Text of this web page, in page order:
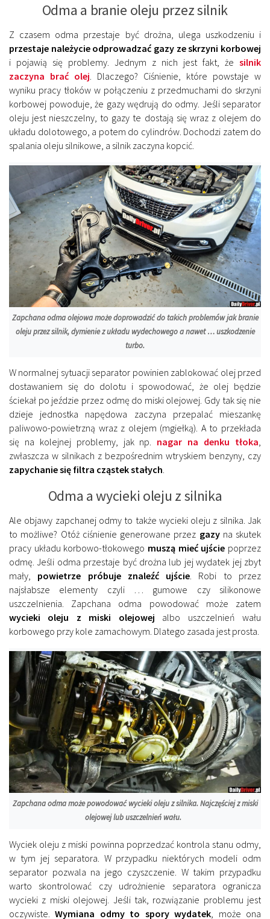
Odma a branie oleju przez silnik
Z czasem odma przestaje być drożna, ulega uszkodzeniu i
przestaje należycie odprowadzać gazy ze skrzyni korbowej
i pojawią się problemy. Jednym z nich jest fakt, że silnik
zaczyna brać olej. Dlaczego? Ciśnienie, które powstaje w
wyniku pracy tłoków w połączeniu z przedmuchami do skrzyni
korbowej powoduje, że gazy wędrują do odmy. Jeśli separator
oleju jest nieszczelny, to gazy te dostają się wraz z olejem do
układu dolotowego, a potem do cylindrów. Dochodzi zatem do
spalania oleju silnikowe, a silnik zaczyna kopcić.
Zapchana odma olejowa może doprowadzić do takich problemów jak branie
oleju przez silnik, dymienie z układu wydechowego a nawet … uszkodzenie
turbo.
W normalnej sytuacji separator powinien zablokować olej przed
dostawaniem się do dolotu i spowodować, że olej będzie
ściekał po jeździe przez odmę do miski olejowej. Gdy tak się nie
dzieje jednostka napędowa zaczyna przepalać mieszankę
paliwowo-powietrzną wraz z olejem (mgiełką). A to przekłada
się na kolejnej problemy, jak np. nagar na denku tłoka,
zwłaszcza w silnikach z bezpośrednim wtryskiem benzyny, czy
zapychanie się filtra cząstek stałych.
Odma a wycieki oleju z silnika
Ale objawy zapchanej odmy to także wycieki oleju z silnika. Jak
to możliwe? Otóż ciśnienie generowane przez gazyna skutek
pracy układu korbowo-tłokowego muszą mieć ujście poprzez
odmę. Jeśli odma przestaje być drożna lub jej wydatek jej zbyt
mały, powietrze próbuje znaleźć ujście. Robi to przez
najsłabsze elementy czyli … gumowe czy silikonowe
uszczelnienia. Zapchana odma powodować może zatem
wycieki oleju z miski olejowej albo uszczelnień wału
korbowego przy kole zamachowym. Dlatego zasada jest prosta.
Zapchana odma może powodować wycieki oleju z silnika. Najczęściej z miski
olejowej lub uszczelnień wału.
Wyciek oleju z miski powinna poprzedzać kontrola stanu odmy,
w tym jej separatora. W przypadku niektórych modeli odm
separator pozwala na jego czyszczenie. W takim przypadku
warto skontrolować czy udrożnienie separatora ogranicza
wycieki z miski olejowej. Jeśli tak, rozwiązanie problemu jest
oczywiste.Wymiana odmy to spory wydatek, może ona